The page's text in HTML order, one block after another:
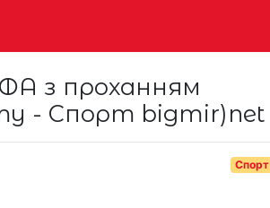
з проханням
- Спорт bigmir)net
Спорт